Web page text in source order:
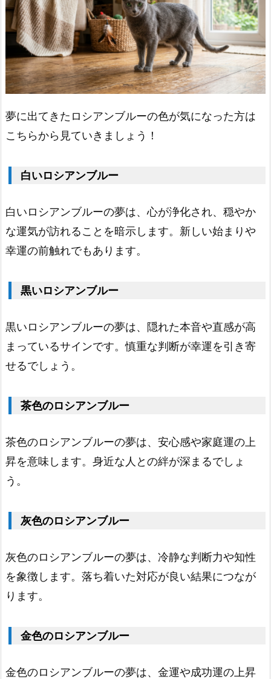
ー
の
色
に
よ
る
夢
い
白
い
ロ
ア
ブ
ル
ー
2.
い
ロ
ン
ル
ー
夢に出てきたロシアンブルーの色が気になった方は
こちらから見ていきましょう！
白いロシアンブルー
白いロシアンブルーの夢は、心が浄化され、穏やか
な運気が訪れることを暗示します。新しい始まりや
幸運の前触れでもあります。
黒いロシアンブルー
黒いロシアンブルーの夢は、隠れた本音や直感が高
まっているサインです。慎重な判断が幸運を引き寄
せるでしょう。
茶色のロシアンブルー
茶色のロシアンブルーの夢は、安心感や家庭運の上
昇を意味します。身近な人との絆が深まるでしょ
う。
灰色のロシアンブルー
灰色のロシアンブルーの夢は、冷静な判断力や知性
を象徴します。落ち着いた対応が良い結果につなが
ります。
金色のロシアンブルー
金色のロシアンブルーの夢は、金運や成功運の上昇